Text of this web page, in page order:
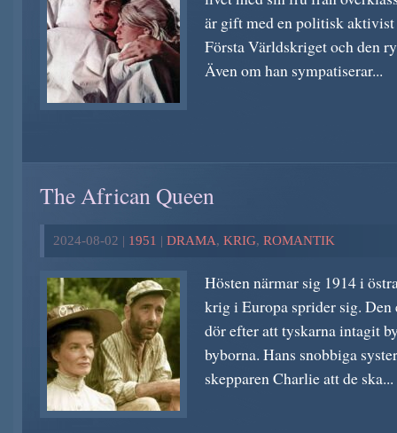
är gift med en politisk aktivist
Första Världskriget och den
Även om han sympatiserar...
The African Queen
2024-08-02 | 1951 | DRAMA, KRIG, ROMANTIK
Hösten närmar sig 1914 i
krig i Europa sprider sig. Den
dör efter att tyskarna intagit
byborna. Hans snobbiga
skepparen Charlie att de ska...